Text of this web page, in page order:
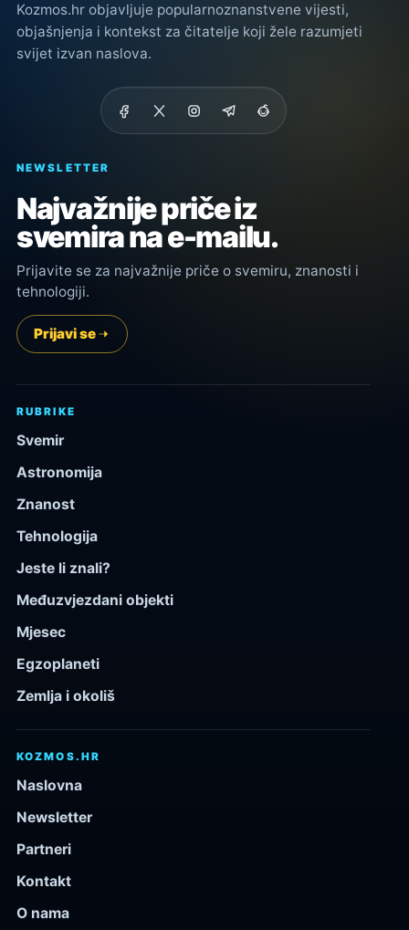
Kozmos.hr objavljuje popularnoznanstvene vijesti,
objašnjenja i kontekst za čitatelje koji žele razumjeti
svijet izvan naslova.
NEWSLETTER
Najvažnije priče iz
svemira na e-mailu.
Prijavite se za najvažnije priče o svemiru, znanosti i
tehnologiji.
Prijavi se
RUBRIKE
Svemir
Astronomija
Znanost
Tehnologija
Jeste li znali?
Međuzvjezdani objekti
Mjesec
Egzoplaneti
Zemlja i okoliš
KOZMOS.HR
Naslovna
Newsletter
Partneri
Kontakt
O nama